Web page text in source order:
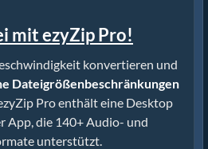
mit ezyZip Pro!
konvertieren und
Dateigrößenbeschränkungen
Pro enthält eine Desktop
App, die 140+ Audio- und
unterstützt.